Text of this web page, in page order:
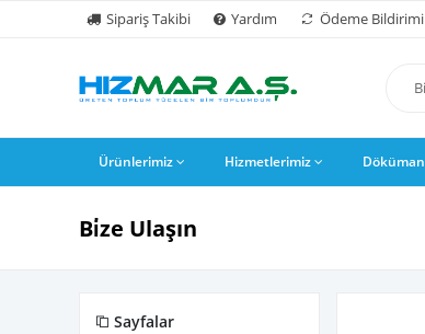
Sipariş Takibi Yardım Ödeme Bildirimi
Ürünlerimiz Hizmetlerimiz
Bi̇ze Ulaşın
Sayfalar